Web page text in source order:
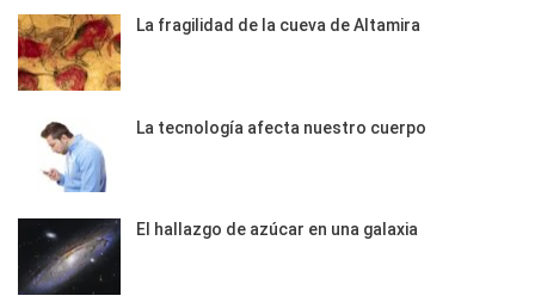
La fragilidad de la cueva de Altamira
La tecnología afecta nuestro cuerpo
El hallazgo de azúcar en una galaxia